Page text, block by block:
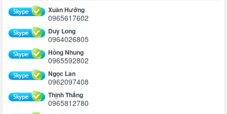
Xuân Hưởng
0965617602
Duy Long
0964026805
Hồng Nhung
0965592802
Ngọc Lan
0962097408
Thịnh Thắng
0965812780